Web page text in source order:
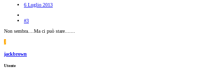
6 Luglio 2013
#3
Non sembra....Ma ci può stare.......
J
jackbrown
Utente